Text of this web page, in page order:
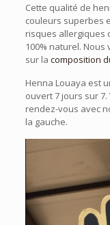
Cette qualité de
couleurs superbes
risques allergiques
100% naturel.
sur la composition
Henna Louaya est
ouvert 7 jours sur
rendez-vous avec
la gauche.